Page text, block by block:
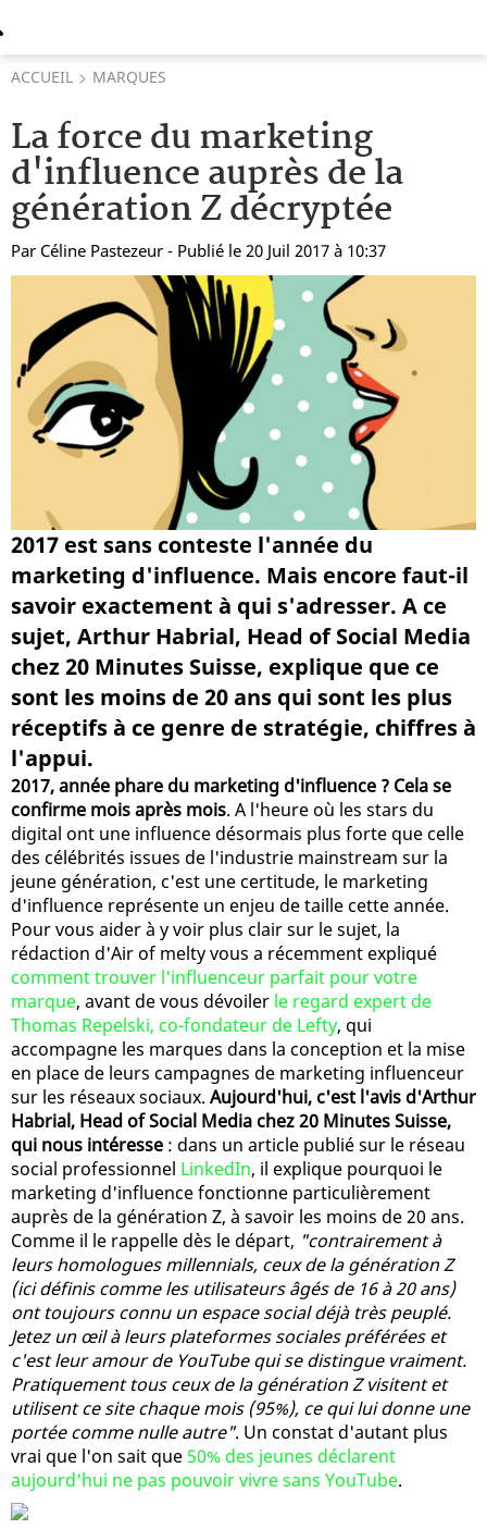
ACCUEIL MARQUES
La force du marketing
d'influence auprès de la
génération Z décryptée
Par Céline Pastezeur - Publié le 20 Juil 2017 à 10:37
2017 est sans conteste l'année du
marketing d'influence. Mais encore faut-il
savoir exactement à qui s'adresser. A ce
sujet, Arthur Habrial, Head of Social Media
chez 20 Minutes Suisse, explique que ce
sont les moins de 20 ans qui sont les plus
réceptifs à ce genre de stratégie, chiffres à
l'appui.
2017, année phare du marketing d'influence ? Cela se
confirme mois après mois. A l'heure où les stars du
digital ont une influence désormais plus forte que celle
des célébrités issues de l'industrie mainstream sur la
jeune génération, c'est une certitude, le marketing
d'influence représente un enjeu de taille cette année.
Pour vous aider à y voir plus clair sur le sujet, la
rédaction d'Air of melty vous a récemment expliqué
comment trouver l'influenceur parfait pour votre
marque, avant de vous dévoiler le regard expert de
Thomas Repelski, co-fondateur de Lefty, qui
accompagne les marques dans la conception et la mise
en place de leurs campagnes de marketing influenceur
sur les réseaux sociaux. Aujourd'hui, c'est l'avis d'Arthur
Habrial, Head of Social Media chez 20 Minutes Suisse,
qui nous intéresse : dans un article publié sur le réseau
social professionnel LinkedIn, il explique pourquoi le
marketing d'influence fonctionne particulièrement
auprès de la génération Z, à savoir les moins de 20 ans.
Comme il le rappelle dès le départ, "contrairement à
leurs homologues millennials, ceux de la génération Z
(ici définis comme les utilisateurs âgés de 16 à 20 ans)
ont toujours connu un espace social déjà très peuplé.
Jetez un œil à leurs plateformes sociales préférées et
c'est leur amour de YouTube qui se distingue vraiment.
Pratiquement tous ceux de la génération Z visitent et
utilisent ce site chaque mois (95%), ce qui lui donne une
portée comme nulle autre". Un constat d'autant plus
vrai que l'on sait que 50% des jeunes déclarent
aujourd'hui ne pas pouvoir vivre sans YouTube.